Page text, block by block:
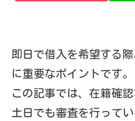
即日で借入を希望する
に重要なポイントです。
この記事では、在籍確
土日でも審査を行って